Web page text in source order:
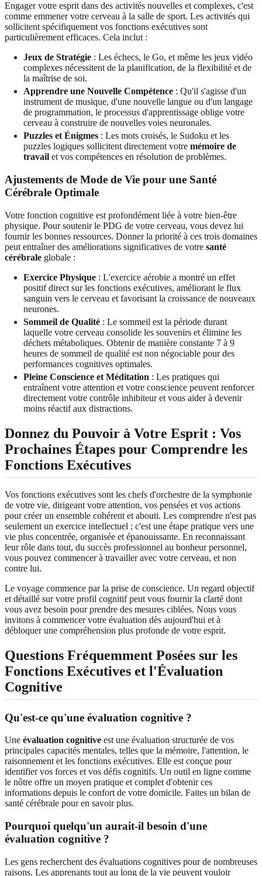
Engager votre esprit dans des activités nouvelles et complexes, c'est
comme emmener votre cerveau à la salle de sport. Les activités qui
sollicitent spécifiquement vos fonctions exécutives sont
particulièrement efficaces. Cela inclut :
Jeux de Stratégie : Les échecs, le Go, et même les jeux vidéo
complexes nécessitent de la planification, de la flexibilité et de
la maîtrise de soi.
Apprendre une Nouvelle Compétence : Qu'il s'agisse d'un
instrument de musique, d'une nouvelle langue ou d'un langage
de programmation, le processus d'apprentissage oblige votre
cerveau à construire de nouvelles voies neuronales.
Puzzles et Énigmes : Les mots croisés, le Sudoku et les
puzzles logiques sollicitent directement votre mémoire de
travail et vos compétences en résolution de problèmes.
Ajustements de Mode de Vie pour une Santé
Cérébrale Optimale
Votre fonction cognitive est profondément liée à votre bien-être
physique. Pour soutenir le PDG de votre cerveau, vous devez lui
fournir les bonnes ressources. Donner la priorité à ces trois domaines
peut entraîner des améliorations significatives de votre santé
cérébrale globale :
Exercice Physique : L'exercice aérobie a montré un effet
positif direct sur les fonctions exécutives, améliorant le flux
sanguin vers le cerveau et favorisant la croissance de nouveaux
neurones.
Sommeil de Qualité : Le sommeil est la période durant
laquelle votre cerveau consolide les souvenirs et élimine les
déchets métaboliques. Obtenir de manière constante 7 à 9
heures de sommeil de qualité est non négociable pour des
performances cognitives optimales.
Pleine Conscience et Méditation : Les pratiques qui
entraînent votre attention et votre conscience peuvent renforcer
directement votre contrôle inhibiteur et vous aider à devenir
moins réactif aux distractions.
Donnez du Pouvoir à Votre Esprit : Vos
Prochaines Étapes pour Comprendre les
Fonctions Exécutives
Vos fonctions exécutives sont les chefs d'orchestre de la symphonie
de votre vie, dirigeant votre attention, vos pensées et vos actions
pour créer un ensemble cohérent et abouti. Les comprendre n'est pas
seulement un exercice intellectuel ; c'est une étape pratique vers une
vie plus concentrée, organisée et épanouissante. En reconnaissant
leur rôle dans tout, du succès professionnel au bonheur personnel,
vous pouvez commencer à travailler avec votre cerveau, et non
contre lui.
Le voyage commence par la prise de conscience. Un regard objectif
et détaillé sur votre profil cognitif peut vous fournir la clarté dont
vous avez besoin pour prendre des mesures ciblées. Nous vous
invitons à commencer votre évaluation dès aujourd'hui et à
débloquer une compréhension plus profonde de votre esprit.
Questions Fréquemment Posées sur les
Fonctions Exécutives et l'Évaluation
Cognitive
Qu'est-ce qu'une évaluation cognitive ?
Une évaluation cognitive est une évaluation structurée de vos
principales capacités mentales, telles que la mémoire, l'attention, le
raisonnement et les fonctions exécutives. Elle est conçue pour
identifier vos forces et vos défis cognitifs. Un outil en ligne comme
le nôtre offre un moyen pratique et complet d'obtenir ces
informations depuis le confort de votre domicile. Faites un bilan de
santé cérébrale pour en savoir plus.
Pourquoi quelqu'un aurait-il besoin d'une
évaluation cognitive ?
Les gens recherchent des évaluations cognitives pour de nombreuses
raisons. Les apprenants tout au long de la vie peuvent vouloir